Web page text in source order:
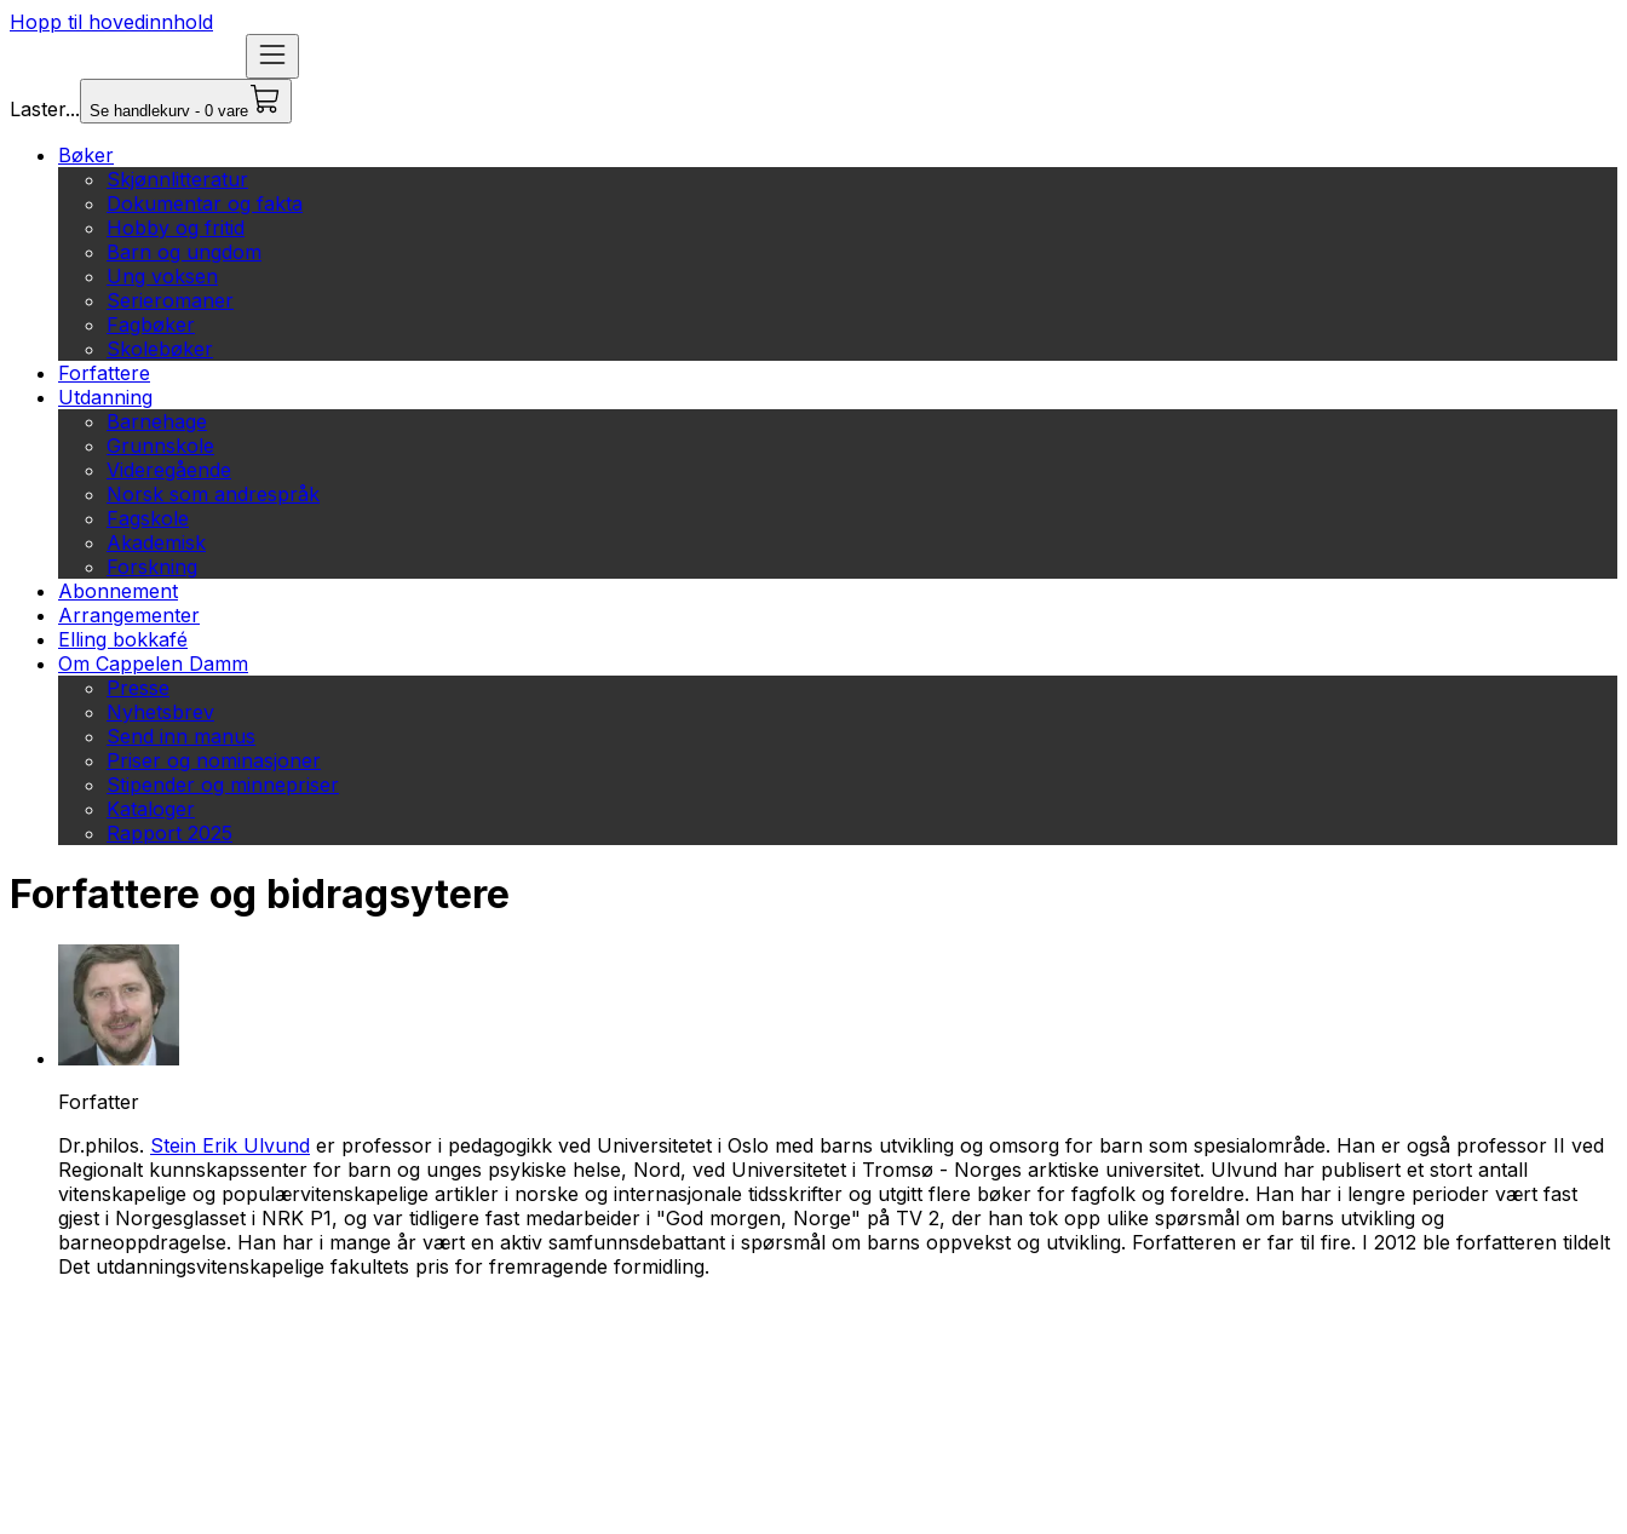
Hopp til hovedinnhold
Laster... Se handlekurv - 0 vare
Bøker
Skjønnlitteratur
Dokumentar og fakta
Hobby og fritid
Barn og ungdom
Ung voksen
Serieromaner
Fagbøker
Skolebøker
Forfattere
Utdanning
Barnehage
Grunnskole
Videregående
Norsk som andrespråk
Fagskole
Akademisk
Forskning
Abonnement
Arrangementer
Elling bokkafé
Om Cappelen Damm
Presse
Nyhetsbrev
Send inn manus
Priser og nominasjoner
Stipender og minnepriser
Kataloger
Rapport 2025
Forfattere og bidragsytere
Forfatter
Dr.philos. Stein Erik Ulvund er professor i pedagogikk ved Universitetet i Oslo med barns utvikling og omsorg for barn som spesialområde. Han er også professor II ved
Regionalt kunnskapssenter for barn og unges psykiske helse, Nord, ved Universitetet i Tromsø - Norges arktiske universitet. Ulvund har publisert et stort antall
vitenskapelige og populærvitenskapelige artikler i norske og internasjonale tidsskrifter og utgitt flere bøker for fagfolk og foreldre. Han har i lengre perioder vært fast
gjest i Norgesglasset i NRK P1, og var tidligere fast medarbeider i "God morgen, Norge" på TV 2, der han tok opp ulike spørsmål om barns utvikling og
barneoppdragelse. Han har i mange år vært en aktiv samfunnsdebattant i spørsmål om barns oppvekst og utvikling. Forfatteren er far til fire. I 2012 ble forfatteren tildelt
Det utdanningsvitenskapelige fakultets pris for fremragende formidling.